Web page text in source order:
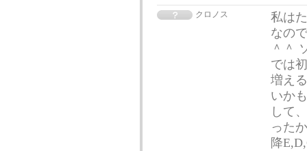
クロノス
私は
なの
＾＾
では
増え
いか
して
った
降